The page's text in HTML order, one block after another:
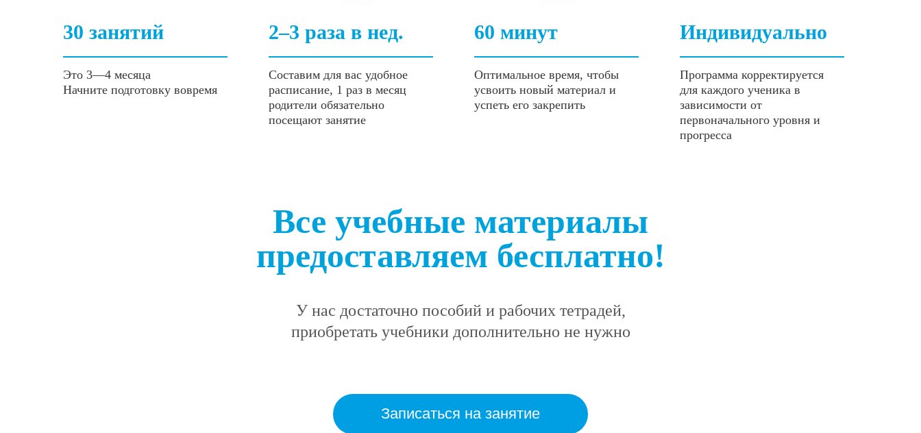
30 занятий
Это 3—4 месяца
Начните подготовку вовремя
2–3 раза в нед.
Составим для вас удобное
расписание, 1 раз в месяц
родители обязательно
посещают занятие
60 минут
Оптимальное время, чтобы
усвоить новый материал и
успеть его закрепить
Индивидуально
Программа корректируется
для каждого ученика в
зависимости от
первоначального уровня и
прогресса
Все учебные материалы
предоставляем бесплатно!
У нас достаточно пособий и рабочих тетрадей,
приобретать учебники дополнительно не нужно
Записаться на занятие